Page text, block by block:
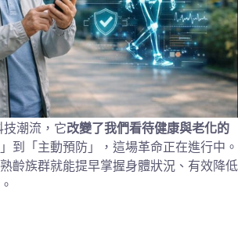
潮流，它改變了我們看待健康與老化的
到「主動預防」，這場革命正在進行中。
齡族群就能提早掌握身體狀況、有效降低